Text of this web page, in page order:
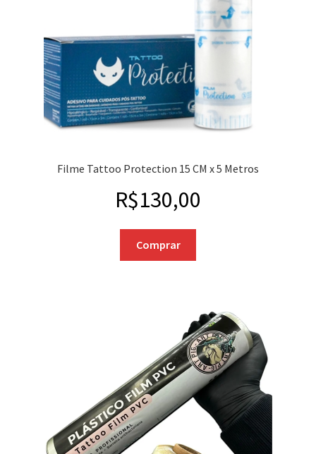
Filme Tattoo Protection 15 CM x 5 Metros
R$130,00
Comprar